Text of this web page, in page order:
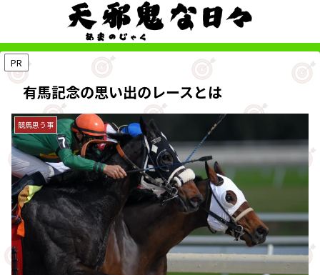
PR
有馬記念の思い出のレースとは
競馬思う事